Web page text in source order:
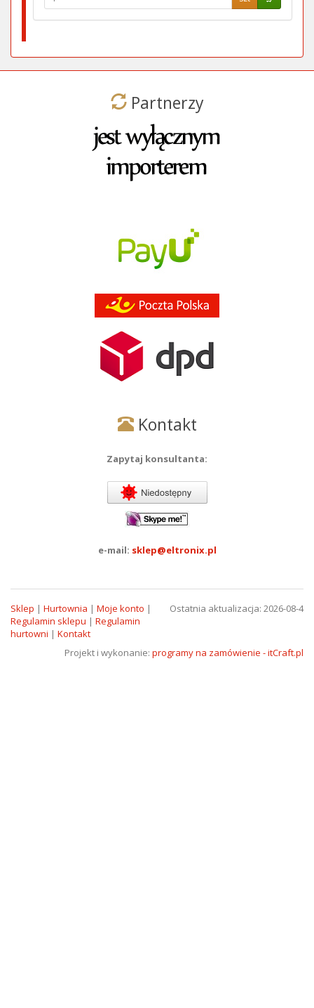
Partnerzy
Kontakt
Zapytaj konsultanta:
e-mail: sklep@eltronix.pl
Ostatnia aktualizacja: 2026-08-4
Sklep | Hurtownia | Moje konto |
Regulamin sklepu | Regulamin
hurtowni | Kontakt
Projekt i wykonanie: programy na zamówienie - itCraft.pl